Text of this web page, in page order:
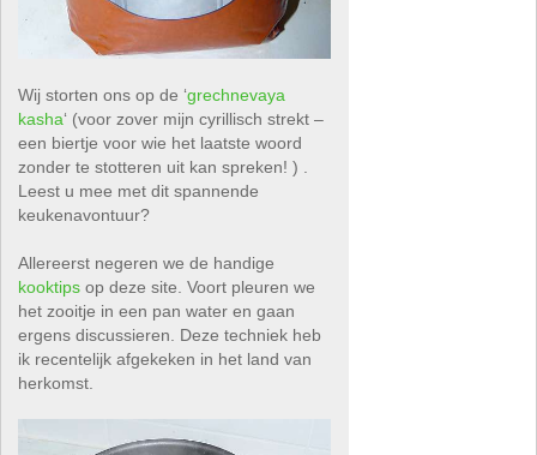
Wij storten ons op de ‘grechnevaya
kasha‘ (voor zover mijn cyrillisch strekt –
een biertje voor wie het laatste woord
zonder te stotteren uit kan spreken! ) .
Leest u mee met dit spannende
keukenavontuur?
Allereerst negeren we de handige
kooktips op deze site. Voort pleuren we
het zooitje in een pan water en gaan
ergens discussieren. Deze techniek heb
ik recentelijk afgekeken in het land van
herkomst.